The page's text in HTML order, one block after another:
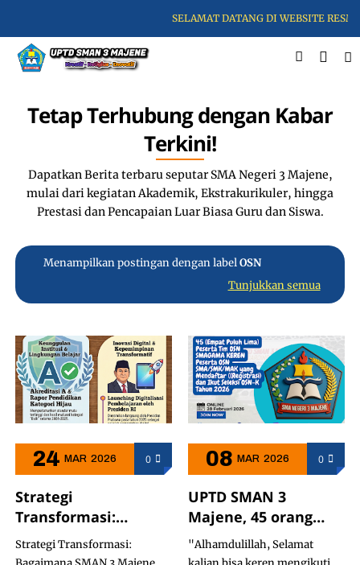
SELAMAT DATANG DI WEBSITE
Tetap Terhubung dengan Kabar
Terkini!
Dapatkan Berita terbaru seputar SMA Negeri 3 Majene,
mulai dari kegiatan Akademik, Ekstrakurikuler, hingga
Prestasi dan Pencapaian Luar Biasa Guru dan Siswa.
Menampilkan postingan dengan labelOSN
Tunjukkan semua
24 MAR 2026 0
Strategi
Transformasi:
Bagaimana SMAN 3
Majene Menjadi
Strategi Transformasi:
08 MAR 2026 0
UPTD SMAN 3
Majene, 45 orang
Siswa Ikut bersaing
OSN Tingkat Kab.
"Alhamdulillah, Selamat